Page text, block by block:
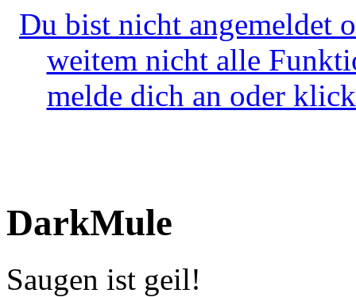
Du bist nicht angemeldet
weitem nicht alle
melde dich an oder
DarkMule
Saugen ist geil!